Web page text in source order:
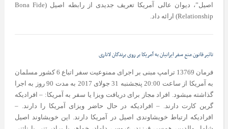
اصیل”، دیوان عالی آمریکا تعریف جدیدی از رابطه اصیل (Bona Fide
Relationship) ارائه داد.
تاثیر قانون منع سفر ایرانیان به آمریکا بر روی برندگان لاتاری
فرمان 13769 ترامپ مبنى بر اجراى ممنوعیت سفر اتباع 6 کشور مسلمان
به آمریکا از ساعت 20:00 پنجشنبه 31 جولای 2017 به مدت 90 روز به اجرا
گذاشته میشود. افراد مجاز براى دریافت ویزا یا سفر به آمریکا: – افراديكه
گرين كارت دارند. – افراديكه در حال حاضر ويزاى آمريكا را دارند. –
افراديكه ارتباط خويشاوندى اصیل در آمريكا دارند. اين خويشاوند اصیل